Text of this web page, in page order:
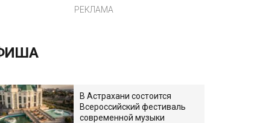
РЕКЛАМА
В Астрахани состоится
Всероссийский фестиваль
современной музыки